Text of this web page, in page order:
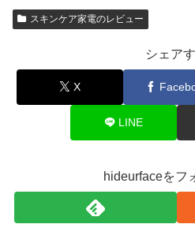
スキンケア家電のレビュー
シェア
X
LINE
hideurfaceをフ